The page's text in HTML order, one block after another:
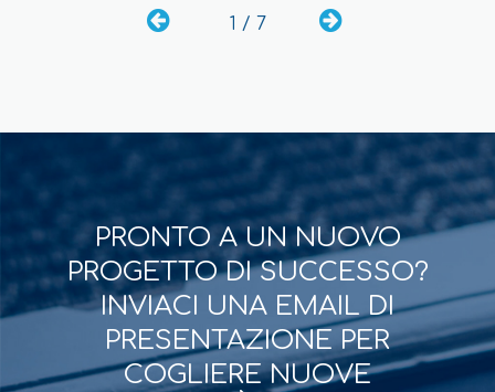
1 / 7
PRONTO A UN NUOVO
PROGETTO DI SUCCESSO?
INVIACI UNA EMAIL DI
PRESENTAZIONE PER
COGLIERE NUOVE